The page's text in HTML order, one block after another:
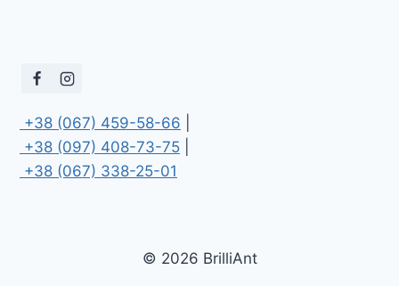
+38 (067) 459-58-66
+38 (097) 408-73-75
+38 (067) 338-25-01
© 2026 BrilliAnt